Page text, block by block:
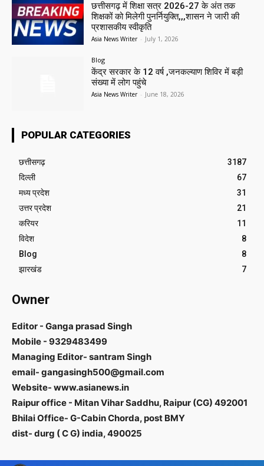
छत्तीसगढ़ में शिक्षा सत्र 2026-27 के अंत तक
शिक्षकों को मिलेगी पुनर्नियुक्ति,,,शासन ने जारी की
प्रशासकीय स्वीकृति
Asia News Writer - July 1, 2026
Blog
केंद्र सरकार के 12 वर्ष ,जनकल्याण शिविर में बड़ी
संख्या में लोग पहुंचे
Asia News Writer - June 18, 2026
POPULAR CATEGORIES
छत्तीसगढ़
3187
दिल्ली
67
मध्य प्रदेश
31
उत्तर प्रदेश
21
करियर
11
विदेश
8
Blog
8
झारखंड
7
Owner
Editor - Ganga prasad Singh
Mobile - 9329483499
Managing Editor- santram Singh
email- gangasingh500@gmail.com
Website- www.asianews.in
Raipur office - Mitan Vihar Saddhu, Raipur (CG) 492001
Bhilai Office- G-Cabin Chorda, post BMY
dist- durg ( C G) india, 490025